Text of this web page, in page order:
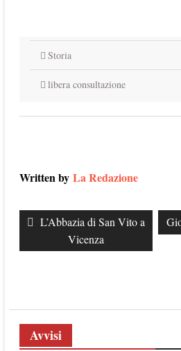
Storia
libera consultazione
Written byLa Redazione
Navigazione
articoli
Previous
L’Abbazia di San Vito a
Vicenza
Avvisi